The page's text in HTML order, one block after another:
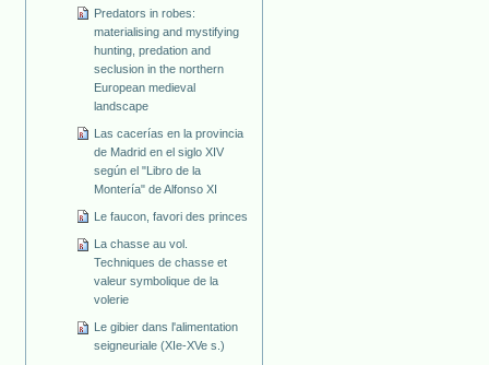
Predators in robes:
materialising and mystifying
hunting, predation and
seclusion in the northern
European medieval
landscape
Las cacerías en la provincia
de Madrid en el siglo XIV
según el "Libro de la
Montería" de Alfonso XI
Le faucon, favori des princes
La chasse au vol.
Techniques de chasse et
valeur symbolique de la
volerie
Le gibier dans l'alimentation
seigneuriale (XIe-XVe s.)